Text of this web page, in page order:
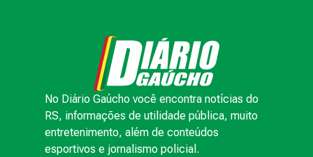
No Diário Gaúcho você encontra notícias do
RS, informações de utilidade pública, muito
entretenimento, além de conteúdos
esportivos e jornalismo policial.